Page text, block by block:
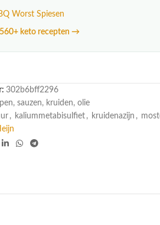
Worst Spiesen
560+ keto recepten →
302b6bff2296
sauzen, kruiden, olie
, kaliummetabisulfiet , kruidenazijn ,